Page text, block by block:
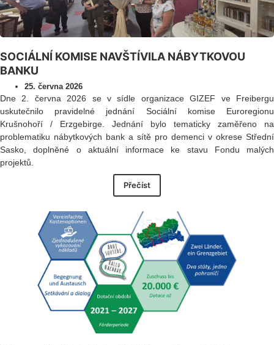
SOCIÁLNÍ KOMISE NAVŠTÍVILA NÁBYTKOVOU
BANKU
25. června 2026
Dne 2. června 2026 se v sídle organizace GIZEF ve Freibergu
uskutečnilo pravidelné jednání Sociální komise Euroregionu
Krušnohoří / Erzgebirge. Jednání bylo tematicky zaměřeno na
problematiku nábytkových bank a sítě pro demenci v okrese Střední
Sasko, doplněné o aktuální informace ke stavu Fondu malých
projektů.
Přečíst